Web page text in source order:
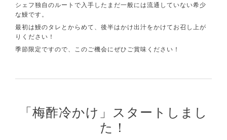
シェフ独自のルートで入手したまだ一般には流通していない希少
な鰻です。
最初は鰻のタレとからめて、後半はかけ出汁をかけてお召し上が
りください！
季節限定ですので、このご機会にぜひご賞味ください！
「梅酢冷かけ」スタートしまし
た！